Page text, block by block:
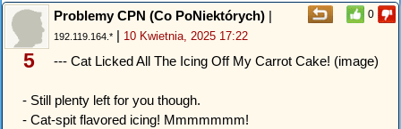
0
5
Problemy CPN (Co PoNiektórych) |
192.119.164.* | 10 Kwietnia, 2025 17:22
--- Cat Licked All The Icing Off My Carrot Cake! (image)
- Still plenty left for you though.
- Cat-spit flavored icing! Mmmmmmm!